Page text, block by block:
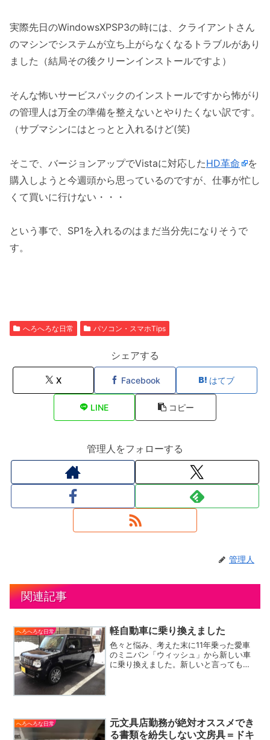
実際先日のWindowsXPSP3の時には、クライアントさん
のマシンでシステムが立ち上がらなくなるトラブルがあり
ました（結局その後クリーンインストールですよ）
そんな怖いサービスパックのインストールですから怖がり
の管理人は万全の準備を整えないとやりたくない訳です。
（サブマシンにはとっとと入れるけど(笑)
そこで、バージョンアップでVistaに対応したHD革命
を
購入しようと今週頭から思っているのですが、仕事が忙し
くて買いに行けない・・・
という事で、SP1を入れるのはまだ当分先になりそうで
す。
へろへろな日常 パソコン・スマホTips
シェアする
X Facebook はてブ
LINE コピー
管理人をフォローする
管理人
関連記事
へろへろな日常 軽自動車に乗り換えました
色々と悩み、考えた末に11年乗った愛車
のミニバン「ウィッシュ」から新しい車
に乗り換えました。新しいと言っても中
へろへろな日常
元文具店勤務が絶対オススメでき
る書類を紛失しない文房具＝ドキ